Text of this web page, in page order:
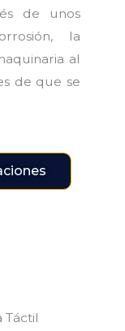
de unos
la
al
de que se